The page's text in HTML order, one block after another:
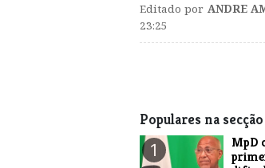
Editado por ANDRE
23:25
Populares na secção
1
MpD